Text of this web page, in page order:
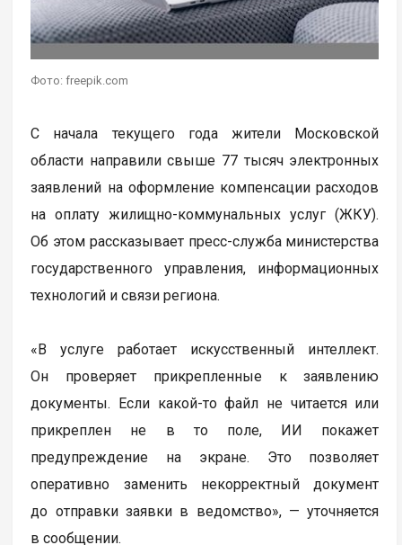
Фото: freepik.com
С начала текущего года жители Московской
области направили свыше 77 тысяч электронных
заявлений на оформление компенсации расходов
на оплату жилищно-коммунальных услуг (ЖКУ).
Об этом рассказывает пресс-служба министерства
государственного управления, информационных
технологий и связи региона.
«В услуге работает искусственный интеллект.
Он проверяет прикрепленные к заявлению
документы. Если какой-то файл не читается или
прикреплен не в то поле, ИИ покажет
предупреждение на экране. Это позволяет
оперативно заменить некорректный документ
до отправки заявки в ведомство», — уточняется
в сообщении.